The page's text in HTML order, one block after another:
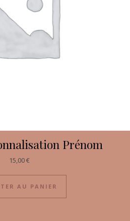
Prénom
15,00€
AU PANIER